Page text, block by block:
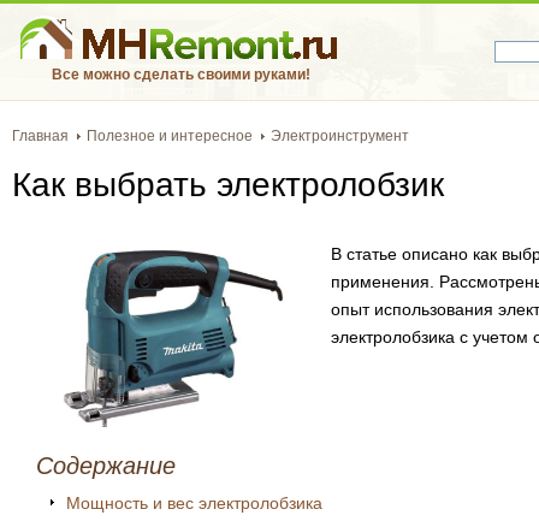
Все можно сделать своими руками!
Главная Полезное и интересное Электроинструмент
Как выбрать электролобзик
В статье описано как
применения.
опыт использования
электролобзика с учетом
Содержание
Мощность и вес электролобзика